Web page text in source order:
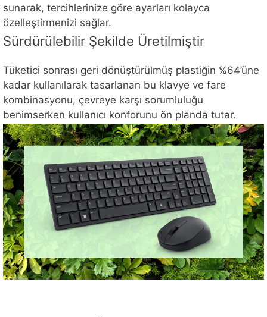
sunarak, tercihlerinize göre ayarları kolayca
özelleştirmenizi sağlar.
Sürdürülebilir Şekilde Üretilmiştir
Tüketici sonrası geri dönüştürülmüş plastiğin %64’üne
kadar kullanılarak tasarlanan bu klavye ve fare
kombinasyonu, çevreye karşı sorumluluğu
benimserken kullanıcı konforunu ön planda tutar.